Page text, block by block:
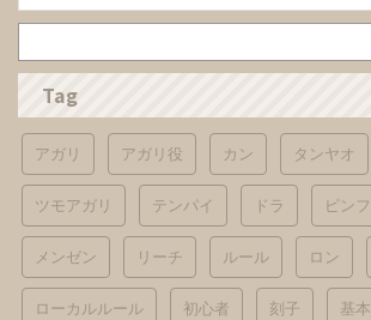
Tag
アガリ アガリ役 カン タンヤオ
ツモアガリ テンパイ ドラ ピンフ
メンゼン リーチ ルール ロン
ローカルルール 初心者 刻子 基本